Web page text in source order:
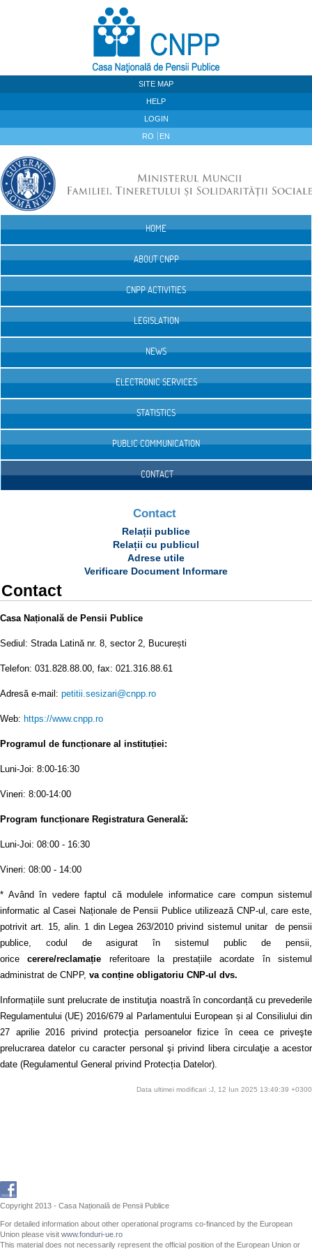
SITE MAP
HELP
LOGIN
RO EN
HOME
ABOUT CNPP
CNPP ACTIVITIES
LEGISLATION
NEWS
ELECTRONIC SERVICES
STATISTICS
PUBLIC COMMUNICATION
CONTACT
Contact
Relații publice
Relații cu publicul
Adrese utile
Verificare Document Informare
Contact
Casa Națională de Pensii Publice
Sediul: Strada Latină nr. 8, sector 2, București
Telefon: 031.828.88.00, fax: 021.316.88.61
Adresă e-mail: petitii.sesizari@cnpp.ro
Web: https://www.cnpp.ro
Programul de funcționare al instituției:
Luni-Joi: 8:00-16:30
Vineri: 8:00-14:00
Program funcționare Registratura Generală:
Luni-Joi: 08:00 - 16:30
Vineri: 08:00 - 14:00
* Având în vedere faptul că modulele informatice care compun sistemul
informatic al Casei Naționale de Pensii Publice utilizează CNP-ul, care este,
potrivit art. 15, alin. 1 din Legea 263/2010 privind sistemul unitar de pensii
publice, codul de asigurat în sistemul public de pensii,
oricecerere/reclamație referitoare la prestațiile acordate în sistemul
administrat de CNPP, va conține obligatoriu CNP-ul dvs.
Informațiile sunt prelucrate de instituţia noastră în concordanță cu prevederile
Regulamentului (UE) 2016/679 al Parlamentului European și al Consiliului din
27 aprilie 2016 privind protecţia persoanelor fizice în ceea ce priveşte
prelucrarea datelor cu caracter personal şi privind libera circulaţie a acestor
date (Regulamentul General privind Protecția Datelor).
Data ultimei modificari :J, 12 Iun 2025 13:49:39 +0300
Copyright 2013 - Casa Națională de Pensii Publice
For detailed information about other operational programs co-financed by the European
Union please visit www.fonduri-ue.ro
This material does not necessarily represent the official position of the European Union or